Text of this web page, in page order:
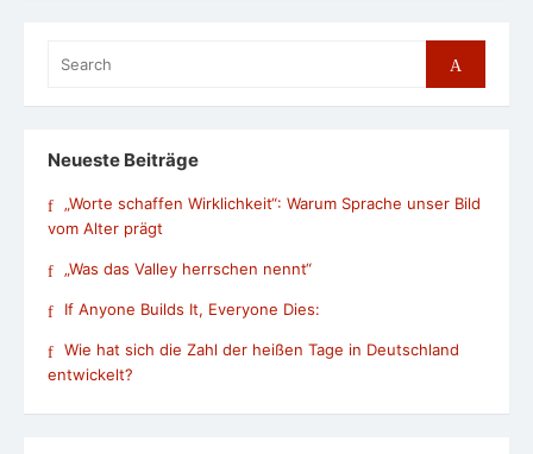
for:
Search
Neueste Beiträge
„Worte schaffen Wirklichkeit“: Warum Sprache unser Bild
vom Alter prägt
„Was das Valley herrschen nennt“
If Anyone Builds It, Everyone Dies:
Wie hat sich die Zahl der heißen Tage in Deutschland
entwickelt?